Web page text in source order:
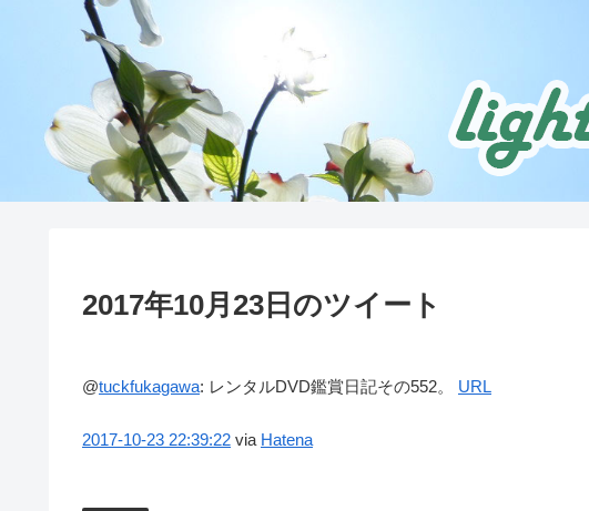
2017年10月23日のツイート
@tuckfukagawa: レンタルDVD鑑賞日記その552。 URL
2017-10-23 22:39:22 via Hatena